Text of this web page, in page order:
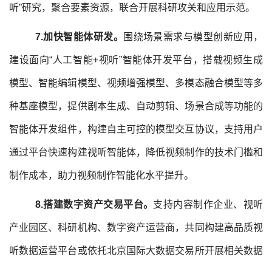
听”研究，聚合要素资源，联合开展科研攻关和应用示范。
7.加快智能体研发。 围绕场景需求与模型创新应用，
建设面向“人工智能+视听”智能体开发平台，搭载视频生成
模型、智能编辑模型、视频增强模型、多模态融合模型等多
种基座模型，提供剧本生成、自动剪辑、场景合成等功能的
智能体开发组件，构建自主可控的模型交互协议，支持用户
通过平台快速构建视听智能体，降低视频制作的技术门槛和
制作成本，助力视频制作智能化水平提升。
8.搭建数字资产交易平台。 支持内容制作企业、视听
产业园区、科研机构、数字资产运营商，共同构建高品质视
听数据运营平台或依托北京国际大数据交易所开展相关数据